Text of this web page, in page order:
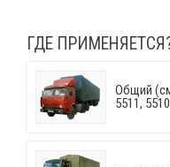
ГДЕ
Общий
5511,